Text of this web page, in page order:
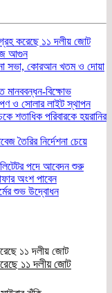
করেছে ১১ দলীয় জোট
আগুন
সভা, কোরআন খতম ও দোয়া
মানববন্ধন-বিক্ষোভ
ও সোলার লাইট স্থাপন
শতাধিক পরিবারকে হয়রানির
তৈরির নির্দেশনা চেয়ে
পদে আবেদন শুরু
অংশ পাবেন
শুভ উদ্বোধন
১১ দলীয় জোট